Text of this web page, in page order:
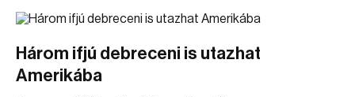
Három ifjú debreceni is utazhat
Amerikába